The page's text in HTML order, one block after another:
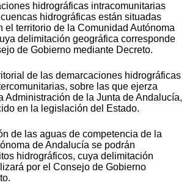
hidrográficas intracomunitarias
hidrográficas están situadas
el territorio de la Comunidad Autónoma
delimitación geográfica corresponde
de Gobierno mediante Decreto.
de las demarcaciones hidrográficas
sobre las que ejerza
Administración de la Junta de Andalucía,
en la legislación del Estado.
de las aguas de competencia de la
de Andalucía se podrán
hidrográficos, cuya delimitación
por el Consejo de Gobierno